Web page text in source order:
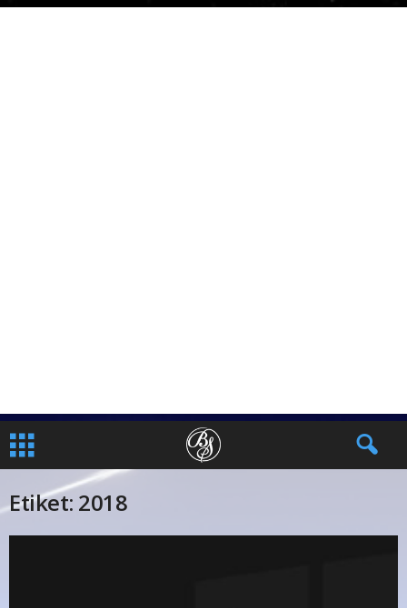
Etiket: 2018